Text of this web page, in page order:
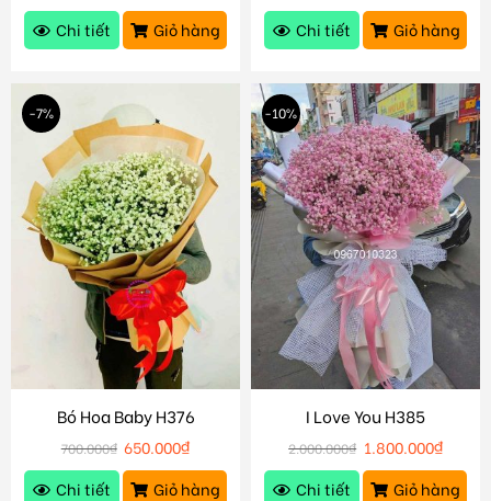
Chi tiết
Giỏ hàng
Chi tiết
Giỏ hàng
-7%
Bó Hoa Baby H376
700.000₫ 650.000₫
Chi tiết
Giỏ hàng
-10%
I Love You H385
2.000.000₫ 1.800.000₫
Chi tiết
Giỏ hàng